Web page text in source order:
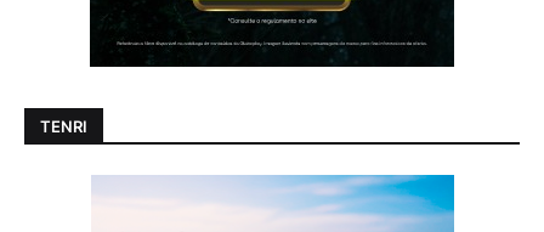
TENRI